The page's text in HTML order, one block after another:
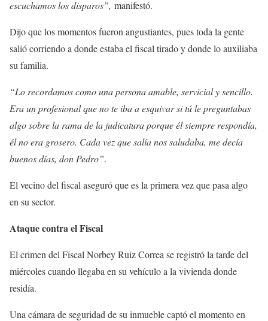
escuchamos los disparos”, manifestó.
Dijo que los momentos fueron angustiantes, pues toda la gente
salió corriendo a donde estaba el fiscal tirado y donde lo auxiliaba
su familia.
“Lo recordamos como una persona amable, servicial y sencillo.
Era un profesional que no te iba a esquivar si tú le preguntabas
algo sobre la rama de la judicatura porque él siempre respondía,
él no era grosero. Cada vez que salía nos saludaba, me decía
buenos días, don Pedro”.
El vecino del fiscal aseguró que es la primera vez que pasa algo
en su sector.
Ataque contra el Fiscal
El crimen del Fiscal Norbey Ruiz Correa se registró la tarde del
miércoles cuando llegaba en su vehículo a la vivienda donde
residía.
Una cámara de seguridad de su inmueble captó el momento en